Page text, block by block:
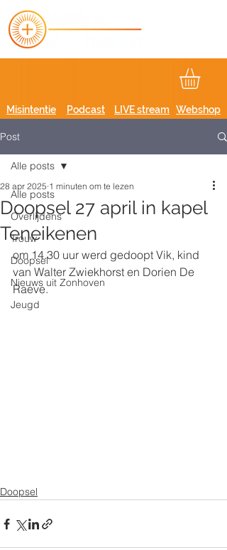
Podcast
Misintentie LIVE stream Webshop
Post
Alle posts
Overlijdens
Trouw
Doopsel
Nieuws uit Zonhoven
Jeugd
Alle posts
Doopsel 27 april in kapel
Teneikenen
28 apr 2025 1 minuten om te lezen
om 14.30 uur werd gedoopt Vik, kind
van Walter Zwiekhorst en Dorien De
Raeve.
Doopsel